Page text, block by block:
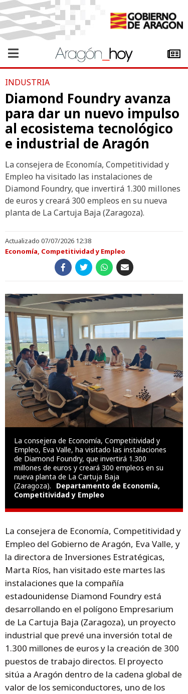
INDUSTRIA
Diamond Foundry avanza
para dar un nuevo impulso
al ecosistema tecnológico
e industrial de Aragón
La consejera de Economía, Competitividad y
Empleo ha visitado las instalaciones de
Diamond Foundry, que invertirá 1.300 millones
de euros y creará 300 empleos en su nueva
planta de La Cartuja Baja (Zaragoza).
Actualizado 07/07/2026 12:38
Economía, Competitividad y Empleo
La consejera de Economía, Competitividad y
Empleo, Eva Valle, ha visitado las instalaciones
de Diamond Foundry, que invertirá 1.300
millones de euros y creará 300 empleos en su
nueva planta de La Cartuja Baja
(Zaragoza).
Departamento de Economía,
Competitividad y Empleo
La consejera de Economía, Competitividad y
Empleo del Gobierno de Aragón, Eva Valle, y
la directora de Inversiones Estratégicas,
Marta Ríos, han visitado este martes las
instalaciones que la compañía
estadounidense Diamond Foundry está
desarrollando en el polígono Empresarium
de La Cartuja Baja (Zaragoza), un proyecto
industrial que prevé una inversión total de
1.300 millones de euros y la creación de 300
puestos de trabajo directos. El proyecto
sitúa a Aragón dentro de la cadena global de
valor de los semiconductores, uno de los